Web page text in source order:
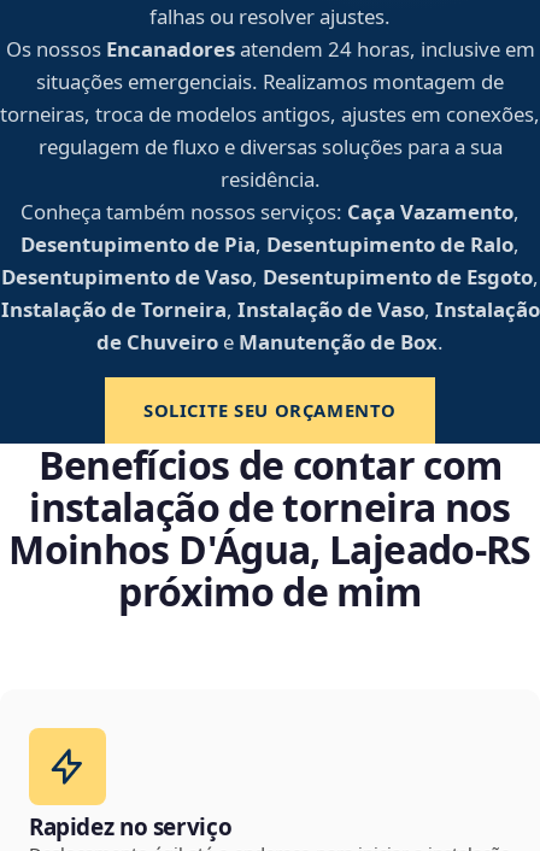
falhas ou resolver ajustes.
Os nossos Encanadoresatendem 24 horas, inclusive em
situações emergenciais. Realizamos montagem de
torneiras, troca de modelos antigos, ajustes em conexões,
regulagem de fluxo e diversas soluções para a sua
residência.
Conheça também nossos serviços: Caça Vazamento,
Desentupimento de Pia, Desentupimento de Ralo,
Desentupimento de Vaso, Desentupimento de Esgoto,
Instalação de Torneira, Instalação de Vaso, Instalação
de Chuveiro e Manutenção de Box.
SOLICITE SEU ORÇAMENTO
Benefícios de contar com
instalação de torneira nos
Moinhos D'Água, Lajeado‑RS
próximo de mim
Rapidez no serviço